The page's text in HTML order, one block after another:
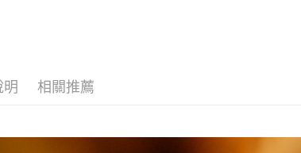
明 相關推薦